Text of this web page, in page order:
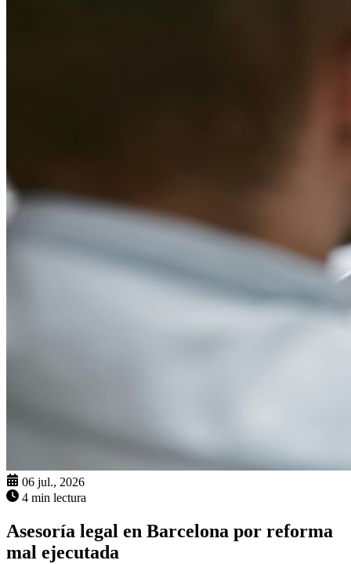
06 jul., 2026
4 min lectura
Asesoría legal en Barcelona por reforma
mal ejecutada